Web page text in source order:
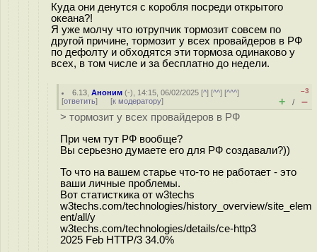
Куда они денутся с коробля посреди открытого
океана?!
Я уже молчу что ютрупчик тормозит совсем по
другой причине, тормозит у всех провайдеров в РФ
по дефолту и обходятся эти тормоза одинаково у
всех, в том числе и за бесплатно до недели.
6.13 ,Аноним (-), 14:15, 06/02/2025 [^] [^^] [^^^]
[ответить] [к модератору]
–3
+ / –
> тормозит у всех провайдеров в РФ
При чем тут РФ вообще?
Вы серьезно думаете его для РФ создавали?))
То что на вашем старье что-то не работает - это
ваши личные проблемы.
Вот статисткика от w3techs
w3techs.com/technologies/history_overview/site_elem
ent/all/y
w3techs.com/technologies/details/ce-http3
2025 Feb HTTP/3 34.0%